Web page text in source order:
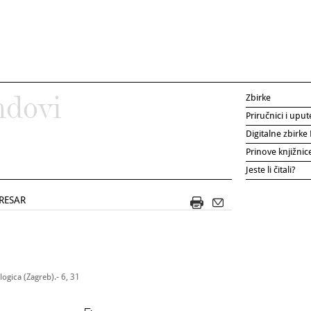
(Zagreb).- 6, 31
Zbirke
Priručnici i
Digitalne zbirke
Prinove
Jeste li čitali?